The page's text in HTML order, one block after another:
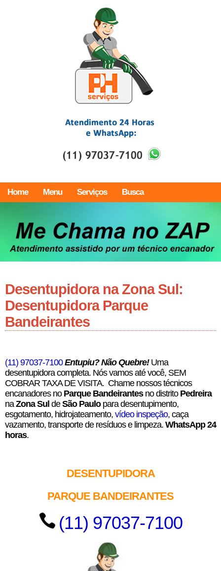
Home Menu Serviços Busca
Desentupidora na Zona Sul:
Desentupidora Parque
Bandeirantes
(11) 97037-7100Entupiu? Não Quebre! Uma
desentupidora completa. Nós vamos até você, SEM
COBRAR TAXA DE VISITA. Chame nossos técnicos
encanadores no Parque Bandeirantes no distrito Pedreira
naZona Sul deSão Paulopara desentupimento,
esgotamento, hidrojateamento, vídeo inspeção, caça
vazamento, transporte de resíduos e limpeza. WhatsApp 24
horas.
DESENTUPIDORA
PARQUE BANDEIRANTES
(11) 97037-7100